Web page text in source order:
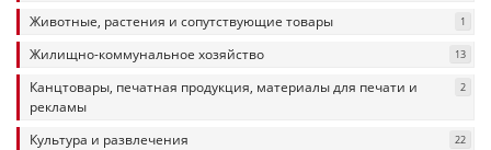
Животные, растения и сопутствующие товары 1
Жилищно-коммунальное хозяйство 13
Канцтовары, печатная продукция, материалы для печати и
рекламы
2
Культура и развлечения 22